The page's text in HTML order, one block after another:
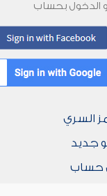
أو الدخول بحساب
السري
جديد
حساب